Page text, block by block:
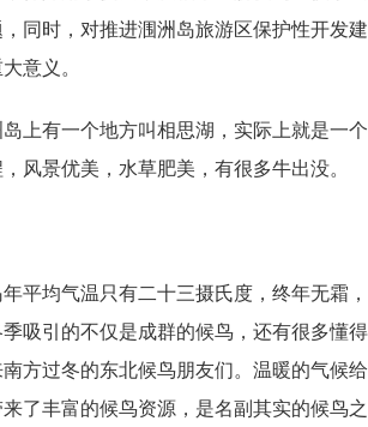
同时，对推进涠洲岛旅游区保护性开发
意义。
上有一个地方叫相思湖，实际上就是一
风景优美，水草肥美，有很多牛出没。
平均气温只有二十三摄氏度，终年无霜
吸引的不仅是成群的候鸟，还有很多懂
方过冬的东北候鸟朋友们。温暖的气候
了丰富的候鸟资源，是名副其实的候鸟之